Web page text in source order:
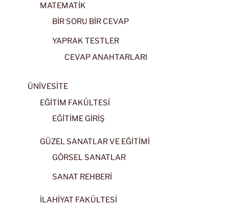
MATEMATİK
BİR SORU BİR CEVAP
YAPRAK TESTLER
CEVAP ANAHTARLARI
ÜNİVESİTE
EĞİTİM FAKÜLTESİ
EĞİTİME GİRİŞ
GÜZEL SANATLAR VE EĞİTİMİ
GÖRSEL SANATLAR
SANAT REHBERİ
İLAHİYAT FAKÜLTESİ